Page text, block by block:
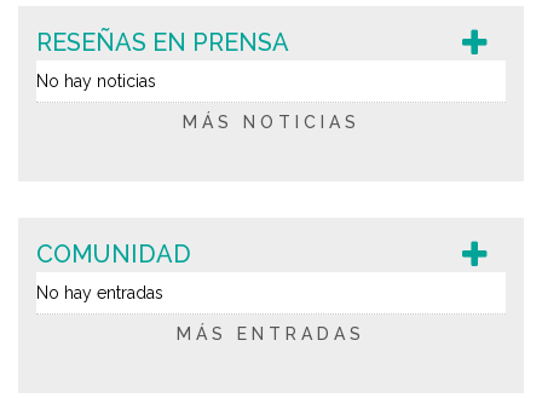
RESEÑAS EN PRENSA
No hay noticias
MÁS NOTICIAS
COMUNIDAD
No hay entradas
MÁS ENTRADAS